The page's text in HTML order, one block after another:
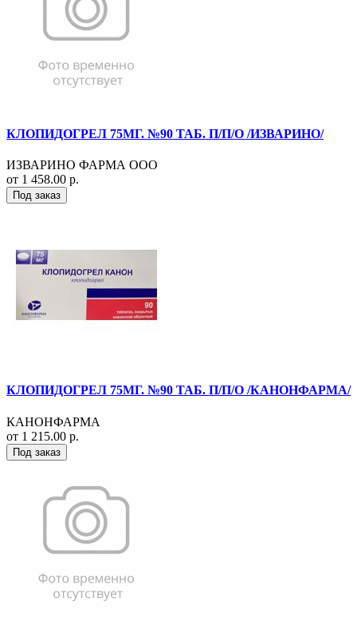
КЛОПИДОГРЕЛ 75МГ. №90 ТАБ. П/П/О /ИЗВАРИНО/
ИЗВАРИНО ФАРМА ООО
от 1 458.00 р.
Под заказ
КЛОПИДОГРЕЛ 75МГ. №90 ТАБ. П/П/О /КАНОНФАРМА/
КАНОНФАРМА
от 1 215.00 р.
Под заказ